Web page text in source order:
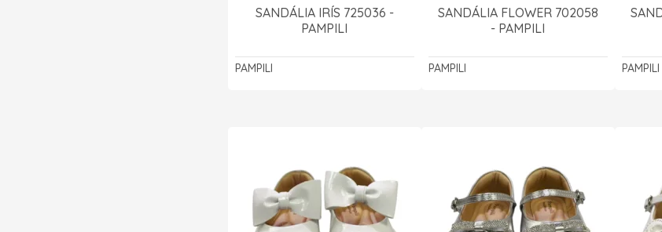
SANDÁLIA IRÍS 725036 -
PAMPILI
PAMPILI
SANDÁLIA FLOWER 702058
- PAMPILI
PAMPILI PAMPILI